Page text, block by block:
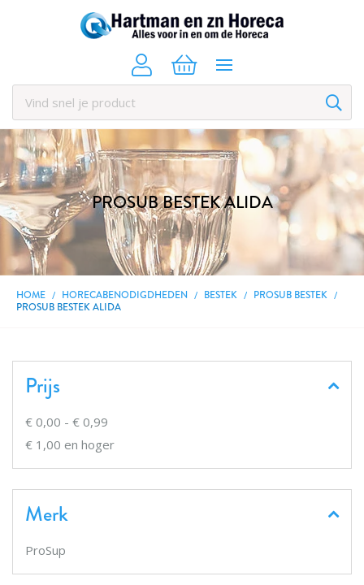
PROSUB BESTEK ALIDA
HOME HORECABENODIGDHEDEN BESTEK
PROSUB BESTEK
PROSUB BESTEK ALIDA
Prijs
€ 0,00 - € 0,99
€ 1,00 en hoger
Merk
ProSup